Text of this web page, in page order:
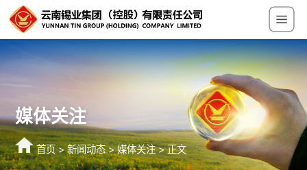
媒体关注
首页>新闻动态>媒体关注> 正文